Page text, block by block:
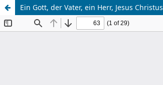
Ein Gott, der Vater, ein Herr, Jesus Christus